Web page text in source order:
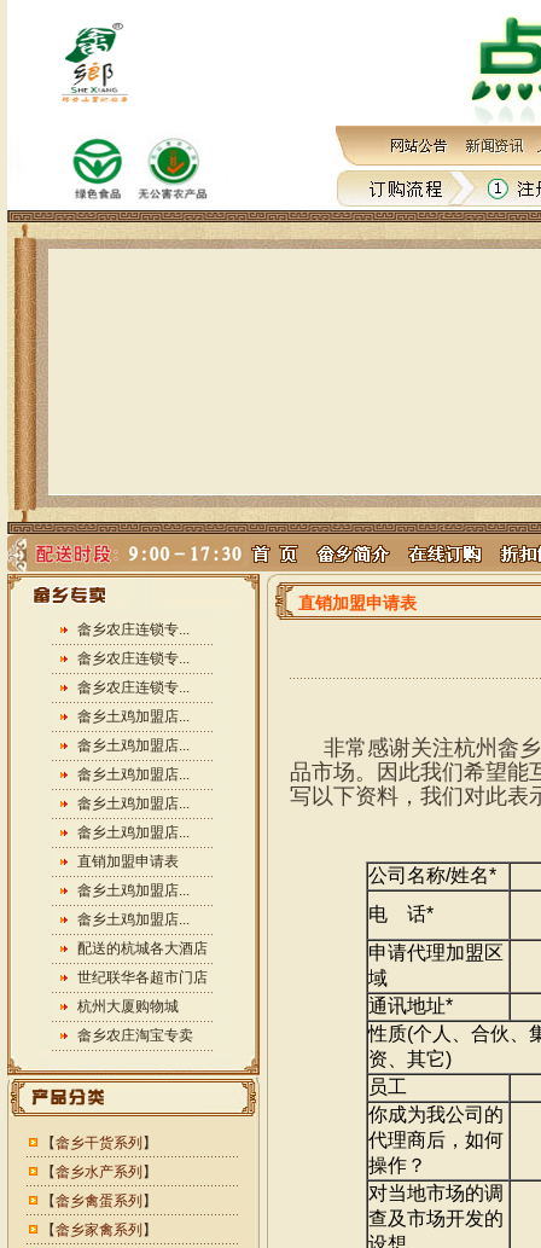
畲乡农庄连锁专...
畲乡农庄连锁专...
畲乡农庄连锁专...
畲乡土鸡加盟店...
畲乡土鸡加盟店...
畲乡土鸡加盟店...
畲乡土鸡加盟店...
畲乡土鸡加盟店...
直销加盟申请表
畲乡土鸡加盟店...
畲乡土鸡加盟店...
配送的杭城各大酒店
世纪联华各超市门店
杭州大厦购物城
畲乡农庄淘宝专卖
【畲乡干货系列 】
【畲乡水产系列 】
【畲乡禽蛋系列 】
【畲乡家禽系列 】
直销加盟申请表
非常感谢关注杭州畲
品市场。因此我们希望能
写以下资料，我们对此表
公司名称/姓名*
电 话*
申请代理加盟区
域
通讯地址*
性质(个人、合伙、
资、其它)
员工
你成为我公司的
代理商后，如何
操作？
对当地市场的调
查及市场开发的
设想